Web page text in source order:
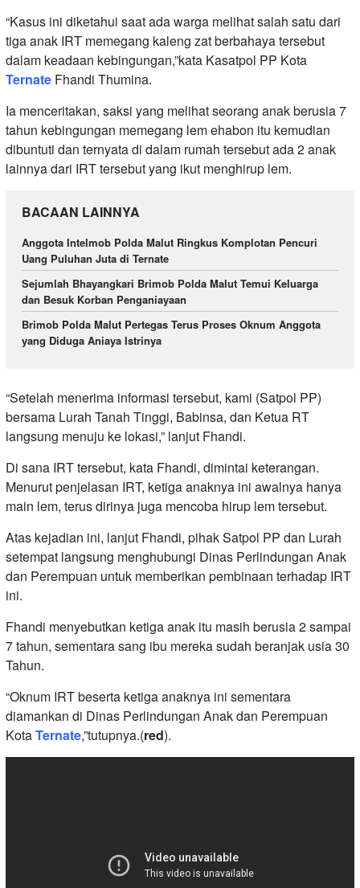
“Kasus ini diketahui saat ada warga melihat salah satu dari
tiga anak IRT memegang kaleng zat berbahaya tersebut
dalam keadaan kebingungan,”kata Kasatpol PP Kota
Ternate Fhandi Thumina.
Ia menceritakan, saksi yang melihat seorang anak berusia 7
tahun kebingungan memegang lem ehabon itu kemudian
dibuntuti dan ternyata di dalam rumah tersebut ada 2 anak
lainnya dari IRT tersebut yang ikut menghirup lem.
BACAAN LAINNYA
Anggota Intelmob Polda Malut Ringkus Komplotan Pencuri
Uang Puluhan Juta di Ternate
Sejumlah Bhayangkari Brimob Polda Malut Temui Keluarga
dan Besuk Korban Penganiayaan
Brimob Polda Malut Pertegas Terus Proses Oknum Anggota
yang Diduga Aniaya Istrinya
“Setelah menerima informasi tersebut, kami (Satpol PP)
bersama Lurah Tanah Tinggi, Babinsa, dan Ketua RT
langsung menuju ke lokasi,” lanjut Fhandi.
Di sana IRT tersebut, kata Fhandi, dimintai keterangan.
Menurut penjelasan IRT, ketiga anaknya ini awalnya hanya
main lem, terus dirinya juga mencoba hirup lem tersebut.
Atas kejadian ini, lanjut Fhandi, pihak Satpol PP dan Lurah
setempat langsung menghubungi Dinas Perlindungan Anak
dan Perempuan untuk memberikan pembinaan terhadap IRT
ini.
Fhandi menyebutkan ketiga anak itu masih berusia 2 sampai
7 tahun, sementara sang ibu mereka sudah beranjak usia 30
Tahun.
“Oknum IRT beserta ketiga anaknya ini sementara
diamankan di Dinas Perlindungan Anak dan Perempuan
KotaTernate,”tutupnya.(red).